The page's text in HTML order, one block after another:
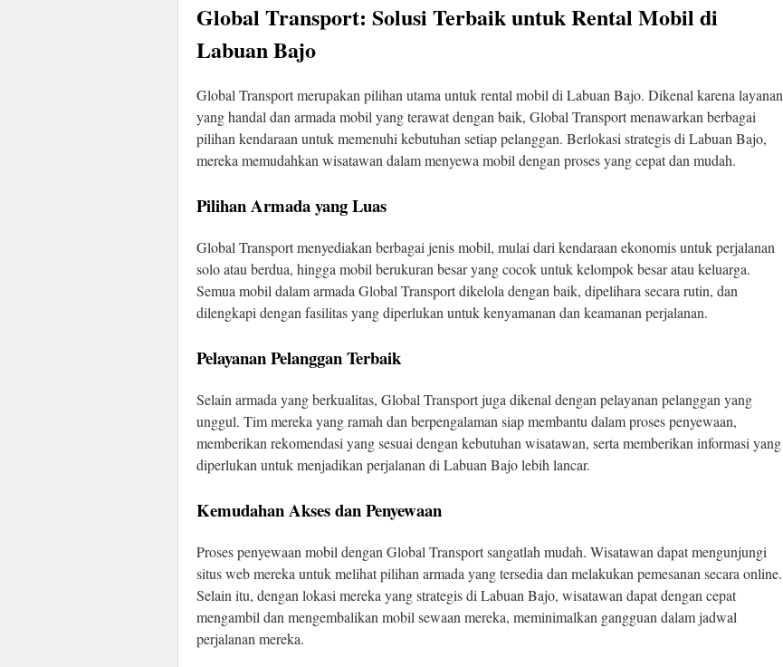
Global Transport: Solusi Terbaik untuk Rental Mobil di
Labuan Bajo
Global Transport merupakan pilihan utama untuk rental mobil di Labuan Bajo. Dikenal karena layanan
yang handal dan armada mobil yang terawat dengan baik, Global Transport menawarkan berbagai
pilihan kendaraan untuk memenuhi kebutuhan setiap pelanggan. Berlokasi strategis di Labuan Bajo,
mereka memudahkan wisatawan dalam menyewa mobil dengan proses yang cepat dan mudah.
Pilihan Armada yang Luas
Global Transport menyediakan berbagai jenis mobil, mulai dari kendaraan ekonomis untuk perjalanan
solo atau berdua, hingga mobil berukuran besar yang cocok untuk kelompok besar atau keluarga.
Semua mobil dalam armada Global Transport dikelola dengan baik, dipelihara secara rutin, dan
dilengkapi dengan fasilitas yang diperlukan untuk kenyamanan dan keamanan perjalanan.
Pelayanan Pelanggan Terbaik
Selain armada yang berkualitas, Global Transport juga dikenal dengan pelayanan pelanggan yang
unggul. Tim mereka yang ramah dan berpengalaman siap membantu dalam proses penyewaan,
memberikan rekomendasi yang sesuai dengan kebutuhan wisatawan, serta memberikan informasi yang
diperlukan untuk menjadikan perjalanan di Labuan Bajo lebih lancar.
Kemudahan Akses dan Penyewaan
Proses penyewaan mobil dengan Global Transport sangatlah mudah. Wisatawan dapat mengunjungi
situs web mereka untuk melihat pilihan armada yang tersedia dan melakukan pemesanan secara online.
Selain itu, dengan lokasi mereka yang strategis di Labuan Bajo, wisatawan dapat dengan cepat
mengambil dan mengembalikan mobil sewaan mereka, meminimalkan gangguan dalam jadwal
perjalanan mereka.